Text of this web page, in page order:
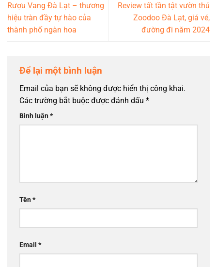
Rượu Vang Đà Lạt – thương
hiệu tràn đầy tự hào của
thành phố ngàn hoa
Review tất tần tật vườn thú
Zoodoo Đà Lạt, giá vé,
đường đi năm 2024
Để lại một bình luận
Email của bạn sẽ không được hiển thị công khai.
Các trường bắt buộc được đánh dấu *
Bình luận*
Tên*
Email *